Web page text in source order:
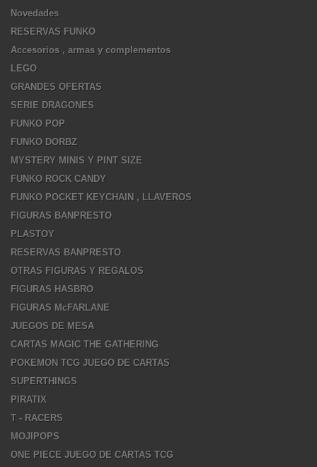
Novedades
RESERVAS FUNKO
Accesorios , armas y complementos
LEGO
GRANDES OFERTAS
SERIE DRAGONES
FUNKO POP
FUNKO DORBZ
MYSTERY MINIS Y PINT SIZE
FUNKO ROCK CANDY
FUNKO POCKET KEYCHAIN , LLAVEROS
FIGURAS BANPRESTO
PLASTOY
RESERVAS BANPRESTO
OTRAS FIGURAS Y REGALOS
FIGURAS HASBRO
FIGURAS McFARLANE
JUEGOS DE MESA
CARTAS MAGIC THE GATHERING
POKEMON TCG JUEGO DE CARTAS
SUPERTHINGS
PIRATIX
T - RACERS
MOJIPOPS
ONE PIECE JUEGO DE CARTAS TCG